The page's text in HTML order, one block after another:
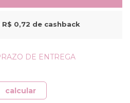
R$ 0,72 de cashback
calcular